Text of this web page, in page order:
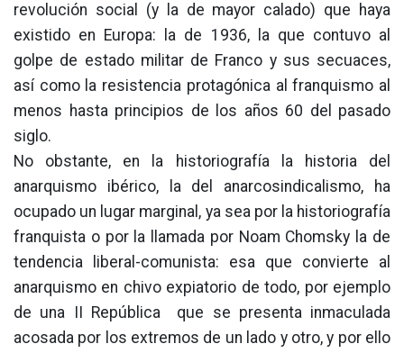
revolución social (y la de mayor calado) que haya
existido en Europa: la de 1936, la que contuvo al
golpe de estado militar de Franco y sus secuaces,
así como la resistencia protagónica al franquismo al
menos hasta principios de los años 60 del pasado
siglo.
No obstante, en la historiografía la historia del
anarquismo ibérico, la del anarcosindicalismo, ha
ocupado un lugar marginal, ya sea por la historiografía
franquista o por la llamada por Noam Chomsky la de
tendencia liberal-comunista: esa que convierte al
anarquismo en chivo expiatorio de todo, por ejemplo
de una II República que se presenta inmaculada
acosada por los extremos de un lado y otro, y por ello